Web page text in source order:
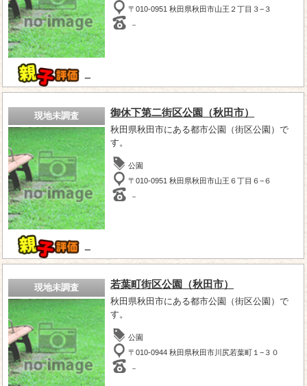
－
〒010-0951 秋田県秋田市山王２丁目３−３
－
現地未調査
－
御休下第二街区公園（秋田市）
秋田県秋田市にある都市公園（街区公園）で
す。
公園
〒010-0951 秋田県秋田市山王６丁目６−６
－
現地未調査 若葉町街区公園（秋田市）
秋田県秋田市にある都市公園（街区公園）で
す。
公園
〒010-0944 秋田県秋田市川尻若葉町１−３０
－